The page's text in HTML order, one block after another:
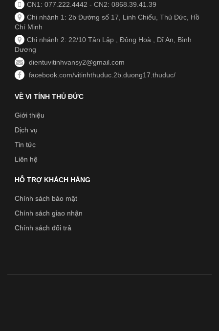
CN1: 077.222.4442 - CN2: 0868.39.41.39
Chi nhánh 1: 2b Đường số 17, Linh Chiểu, Thủ Đức, Hồ
Chí Minh
Chi nhánh 2: 22/10 Tân Lập , Đông Hoà , Dĩ An, Bình
Dương
dientuvitinhvansy2@gmail.com
facebook.com/vitinhthuduc.2b.duong17.thuduc/
VỀ VI TÍNH THỦ ĐỨC
Giới thiệu
Dịch vụ
Tin tức
Liên hệ
HỖ TRỢ KHÁCH HÀNG
Chính sách bảo mật
Chính sách giao nhận
Chính sách đổi trả